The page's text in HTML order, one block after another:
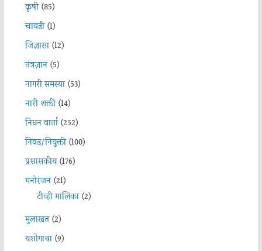
कृषी(85)
चावडी(1)
जिज्ञासा(12)
तंत्रज्ञान(5)
नागरी समस्या(53)
नारी शक्ती(14)
निधन वार्ता(252)
निवड/नियुक्ती(100)
प्रशासकीय(176)
मनोरंजन(21)
टीव्ही मालिका(2)
मुलाखत(2)
यशोगाथा(9)